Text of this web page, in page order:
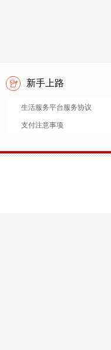
新手上路
生活服务平台服务协议
支付注意事项